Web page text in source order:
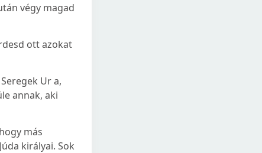
végy magad
ott azokat
Ur a,
annak, aki
más
királyai. Sok